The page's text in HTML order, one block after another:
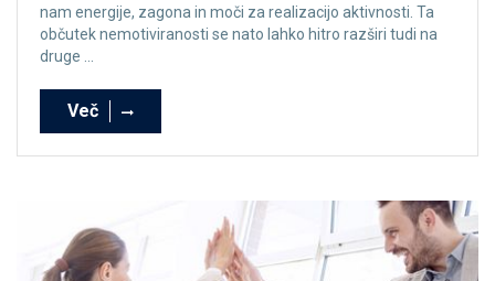
nam energije, zagona in moči za realizacijo aktivnosti. Ta
občutek nemotiviranosti se nato lahko hitro razširi tudi na
druge ...
Več